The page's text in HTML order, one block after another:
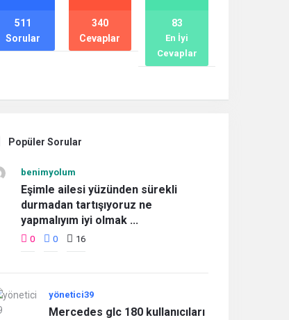
Sorular
511
Cevaplar
340
En İyi
Cevaplar
83
Popüler Sorular
benimyolum
Eşimle ailesi yüzünden sürekli
durmadan tartışıyoruz ne
yapmalıyım iyi olmak ...
0 0 16
yönetici39
Mercedes glc 180 kullanıcıları